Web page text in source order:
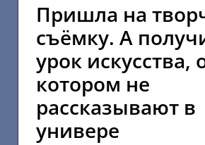
Пришла на
съёмку. А
урок искусства,
котором не
рассказывают в
универе